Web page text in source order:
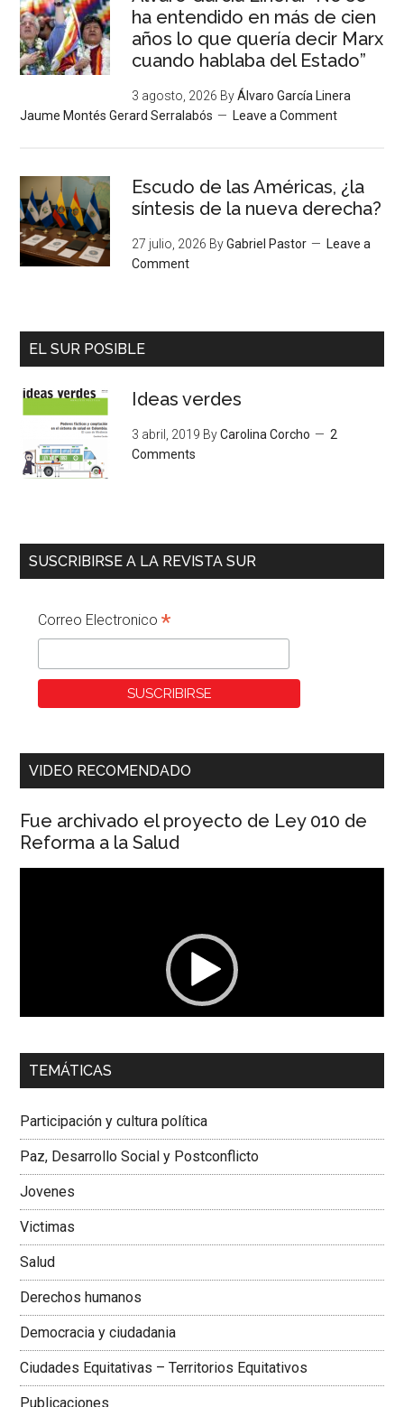
ha entendido en más de cien
años lo que quería decir Marx
cuando hablaba del Estado”
3 agosto, 2026 ByÁlvaro García Linera
Jaume Montés Gerard Serralabós
Leave a Comment
Escudo de las Américas, ¿la
síntesis de la nueva derecha?
27 julio, 2026 ByGabriel Pastor
Leave a
Comment
EL SUR POSIBLE
Ideas verdes
3 abril, 2019 ByCarolina Corcho
2
Comments
SUSCRIBIRSE A LA REVISTA SUR
Correo Electronico*
VIDEO RECOMENDADO
Fue archivado el proyecto de Ley 010 de
Reforma a la Salud
00:00 01:04
Colombiana
TEMÁTICAS
Participación y cultura política
Paz, Desarrollo Social y Postconflicto
Jovenes
Victimas
Salud
Derechos humanos
Democracia y ciudadania
Ciudades Equitativas – Territorios Equitativos
Publicaciones